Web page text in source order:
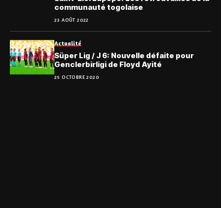
communauté togolaise
23 AOÛT 2022
Actualité
Süper Lig / J 6: Nouvelle défaite pour
Genclerbirligi de Floyd Ayité
25 OCTOBRE 2020